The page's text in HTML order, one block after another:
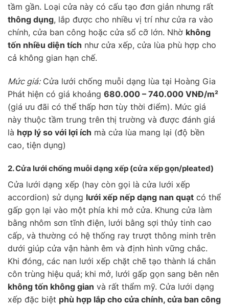
tầm gần. Loại cửa này có cấu tạo đơn giản nhưng rất
thông dụng, lắp được cho nhiều vị trí như cửa ra vào
chính, cửa ban công hoặc cửa sổ cỡ lớn. Nhờ không
tốn nhiều diện tích như cửa xếp, cửa lùa phù hợp cho
cả không gian hạn chế.
Mức giá:Cửa lưới chống muỗi dạng lùa tại Hoàng Gia
Phát hiện có giá khoảng 680.000 – 740.000 VNĐ/m²
(giá ưu đãi có thể thấp hơn tùy thời điểm). Mức giá
này thuộc tầm trung trên thị trường và được đánh giá
là hợp lý so với lợi ích mà cửa lùa mang lại (độ bền
cao, tiện dụng)
2. Cửa lưới chống muỗidạng xếp (cửa xếp gọn/pleated)
Cửa lưới dạng xếp (hay còn gọi là cửa lưới xếp
accordion) sử dụng lưới xếp nếp dạng nan quạt có thể
gấp gọn lại vào một phía khi mở cửa. Khung cửa làm
bằng nhôm sơn tĩnh điện, lưới bằng sợi thủy tinh cao
cấp, và thường có hệ thống ray trượt thông minh trên
dưới giúp cửa vận hành êm và định hình vững chắc.
Khi đóng, các nan lưới xếp chặt chẽ tạo thành lá chắn
côn trùng hiệu quả; khi mở, lưới gấp gọn sang bên nên
không tốn không gian và rất thẩm mỹ. Cửa lưới dạng
xếp đặc biệt phù hợp lắp cho cửa chính, cửa ban công